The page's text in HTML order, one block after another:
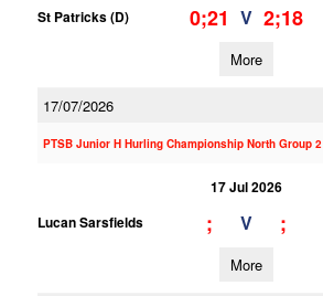
St Patricks (D) 0;21 V 2;18
More
17/07/2026
PTSB Junior H Hurling Championship North Group 2
17 Jul 2026
Lucan Sarsfields
; V ;
More